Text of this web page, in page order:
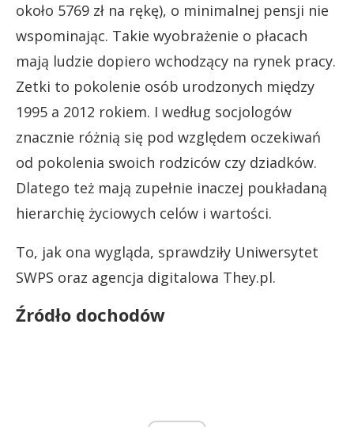
około 5769 zł na rękę), o minimalnej pensji nie
wspominając. Takie wyobrażenie o płacach
mają ludzie dopiero wchodzący na rynek pracy.
Zetki to pokolenie osób urodzonych między
1995 a 2012 rokiem. I według socjologów
znacznie różnią się pod względem oczekiwań
od pokolenia swoich rodziców czy dziadków.
Dlatego też mają zupełnie inaczej poukładaną
hierarchię życiowych celów i wartości.
To, jak ona wygląda, sprawdziły Uniwersytet
SWPS oraz agencja digitalowa They.pl.
Źródło dochodów